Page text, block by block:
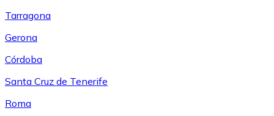
Tarragona
Gerona
Córdoba
Santa Cruz de Tenerife
Roma